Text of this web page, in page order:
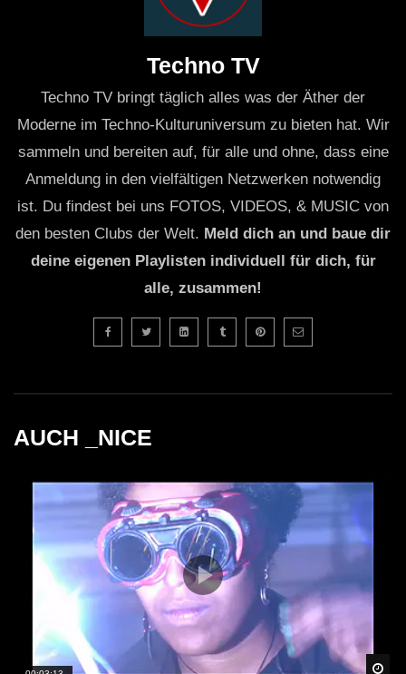
Techno TV
Techno TV bringt täglich alles was der Äther der
Moderne im Techno-Kulturuniversum zu bieten hat. Wir
sammeln und bereiten auf, für alle und ohne, dass eine
Anmeldung in den vielfältigen Netzwerken notwendig
ist. Du findest bei uns FOTOS, VIDEOS, & MUSIC von
den besten Clubs der Welt. Meld dich an und baue dir
deine eigenen Playlisten individuell für dich, für
alle, zusammen!
AUCH _NICE